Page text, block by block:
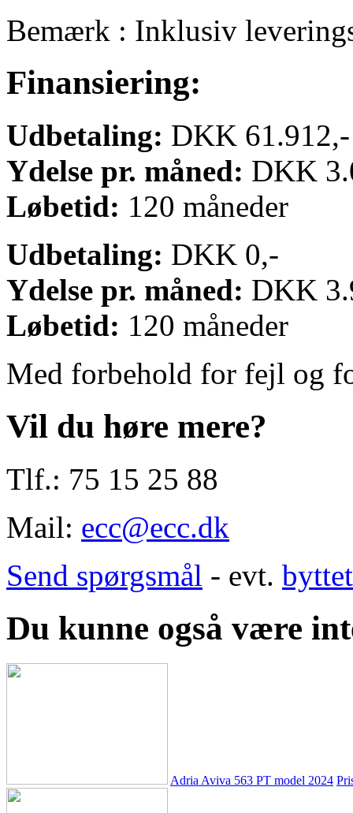
Bemærk : Inklusiv
Finansiering:
Udbetaling: DKK 61.912,-
Ydelse pr. måned: DKK
Løbetid: 120 måneder
Udbetaling: DKK 0,-
Ydelse pr. måned: DKK
Løbetid: 120 måneder
Med forbehold for fejl og
Vil du høre mere?
Tlf.: 75 15 25 88
Mail: ecc@ecc.dk
Send spørgsmål - evt.
Du kunne også være
Adria Aviva 563 PT model 2024